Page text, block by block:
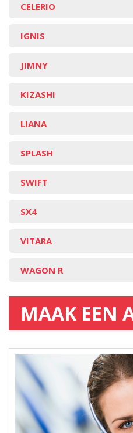
CELERIO
IGNIS
JIMNY
KIZASHI
LIANA
SPLASH
SWIFT
SX4
VITARA
WAGON R
MAAK EEN